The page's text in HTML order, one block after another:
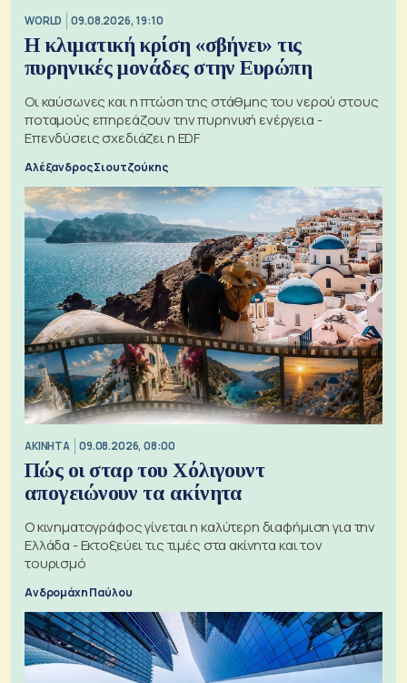
WORLD 09.08.2026, 19:10
Η κλιματική κρίση «σβήνει» τις
πυρηνικές μονάδες στην Ευρώπη
Οι καύσωνες και η πτώση της στάθμης του νερού στους
ποταμούς επηρεάζουν την πυρηνική ενέργεια -
Επενδύσεις σχεδιάζει η EDF
Αλέξανδρος Σιουτζούκης
ΑΚΙΝΗΤΑ 09.08.2026, 08:00
Πώς οι σταρ του Χόλιγουντ
απογειώνουν τα ακίνητα
Ο κινηματογράφος γίνεται η καλύτερη διαφήμιση για την
Ελλάδα - Εκτοξεύει τις τιμές στα ακίνητα και τον
τουρισμό
Ανδρομάχη Παύλου